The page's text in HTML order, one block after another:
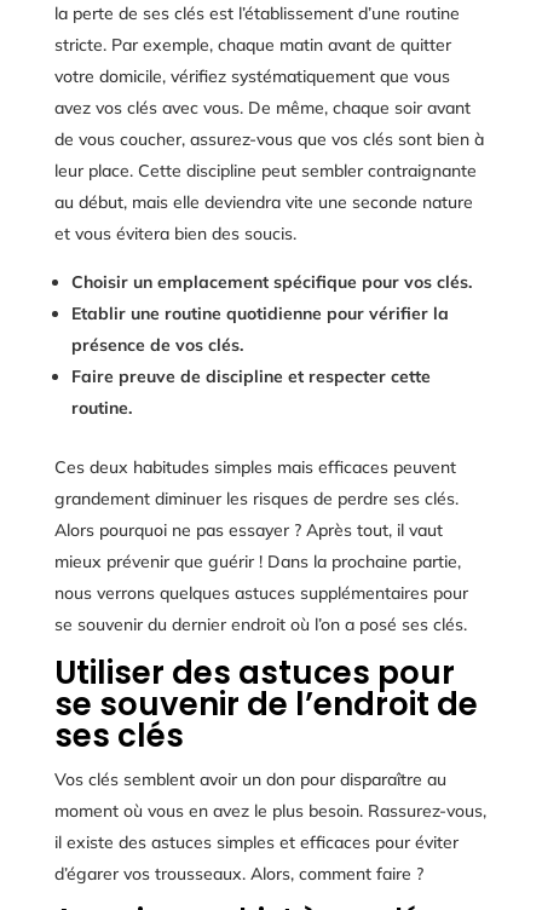
la perte de ses clés est l’établissement d’une routine
stricte. Par exemple, chaque matin avant de quitter
votre domicile, vérifiez systématiquement que vous
avez vos clés avec vous. De même, chaque soir avant
de vous coucher, assurez-vous que vos clés sont bien à
leur place. Cette discipline peut sembler contraignante
au début, mais elle deviendra vite une seconde nature
et vous évitera bien des soucis.
Choisir un emplacement spécifique pour vos clés.
Etablir une routine quotidienne pour vérifier la
présence de vos clés.
Faire preuve de discipline et respecter cette
routine.
Ces deux habitudes simples mais efficaces peuvent
grandement diminuer les risques de perdre ses clés.
Alors pourquoi ne pas essayer ? Après tout, il vaut
mieux prévenir que guérir ! Dans la prochaine partie,
nous verrons quelques astuces supplémentaires pour
se souvenir du dernier endroit où l’on a posé ses clés.
Utiliser des astuces pour
se souvenir de l’endroit de
ses clés
Vos clés semblent avoir un don pour disparaître au
moment où vous en avez le plus besoin. Rassurez-vous,
il existe des astuces simples et efficaces pour éviter
d’égarer vos trousseaux. Alors, comment faire ?